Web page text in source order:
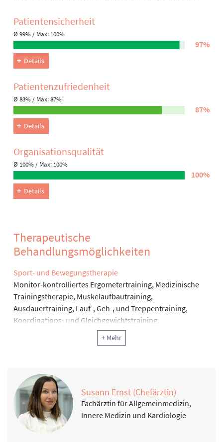
Patienten­sicherheit
Ø 99% / Max: 100%
97%
Details
Patienten­zufriedenheit
Ø 83% / Max: 87%
87%
Details
Organisations­qualität
Ø 100% / Max: 100%
100%
Details
Therapeutische
Behandlungsmöglichkeiten
Sport- und Bewegungstherapie
Monitor-kontrolliertes Ergometertraining, Medizinische
Trainingstherapie, Muskelaufbautraining,
Ausdauertraining, Lauf-, Geh-, und Treppentraining,
Koordinations- und Gleichgewichtstraining,
Ergometertraining, Gangschule, Atemgymnastik, Herz-,
Kreislauftraining, Gefäßtraining, HWS-Schultertraining,
Physiotherapie
Krankengymnastik, Krankengymnastik an Geräten,
Manuelle Therapie, Manuelle Lymphdrainage,
Extensionstherapie (Schlingentisch), Gangschule,
Krankengymnastik auf neurophysiologischer Grundlage
+ Mehr
Susann Ernst (Chefärztin)
Fachärztin für Allgemeinmedizin,
Innere Medizin und Kardiologie